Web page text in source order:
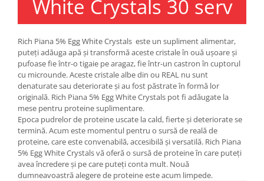
Under Armour
Universal
Vitargo
Weider
Zenana
White Crystals 30 serv
Rich Piana 5% Egg White Crystals este un supliment alimentar,
puteți adăuga apă și transformă aceste cristale în ouă ușoare și
pufoase fie într-o tigaie pe aragaz, fie într-un castron în cuptorul
cu microunde. Aceste cristale albe din ou REAL nu sunt
denaturate sau deteriorate și au fost păstrate în formă lor
originală. Rich Piana 5% Egg White Crystals pot fi adăugate la
mese pentru proteine ​​suplimentare.
Epoca pudrelor de proteine ​​uscate la cald, fierte și deteriorate se
termină. Acum este momentul pentru o sursă de reală de
proteine, care este convenabilă, accesibilă și versatilă. Rich Piana
5% Egg White Crystals vă oferă o sursă de proteine ​​în care puteți
avea încredere și pe care puteți conta mult. Nouă
dumneavoastră alegere de proteine ​​este acum limpede.